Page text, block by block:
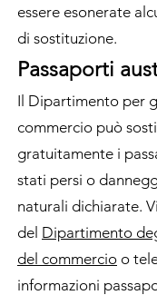
essere esonerate
di sostituzione.
Passaporti
Il Dipartimento per
commercio può
gratuitamente i
stati persi o
naturali dichiarate.
del Dipartimento
del commercio o
informazioni